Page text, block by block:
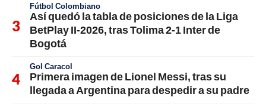
Fútbol Colombiano
Así quedó la tabla de posiciones de la Liga
BetPlay II-2026, tras Tolima 2-1 Inter de
Bogotá
Gol Caracol
Primera imagen de Lionel Messi, tras su
llegada a Argentina para despedir a su padre